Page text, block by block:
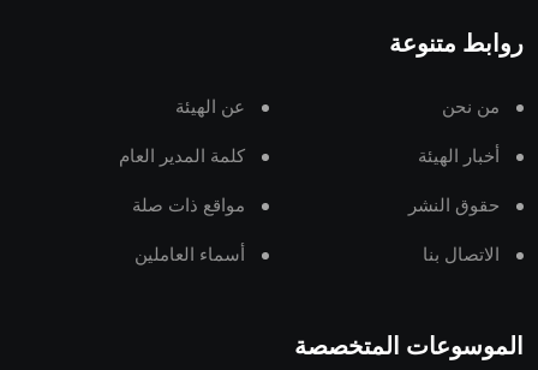
روابط متنوعة
من نحن عن الهيئة
أخبار الهيئة كلمة المدير العام
حقوق النشر مواقع ذات صلة
الاتصال بنا أسماء العاملين
الموسوعات المتخصصة